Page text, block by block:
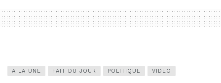
A LA UNE FAIT DU JOUR POLITIQUE VIDEO